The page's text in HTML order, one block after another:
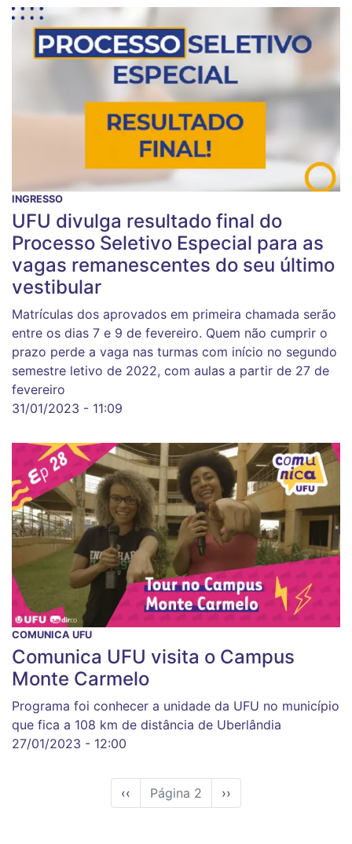
INGRESSO
UFU divulga resultado final do
Processo Seletivo Especial para as
vagas remanescentes do seu último
vestibular
Matrículas dos aprovados em primeira chamada serão
entre os dias 7 e 9 de fevereiro. Quem não cumprir o
prazo perde a vaga nas turmas com início no segundo
semestre letivo de 2022, com aulas a partir de 27 de
fevereiro
31/01/2023 - 11:09
COMUNICA UFU
Comunica UFU visita o Campus
Monte Carmelo
Programa foi conhecer a unidade da UFU no município
que fica a 108 km de distância de Uberlândia
27/01/2023 - 12:00
Página
anterior
‹‹ Página 2
Próxima
página
››